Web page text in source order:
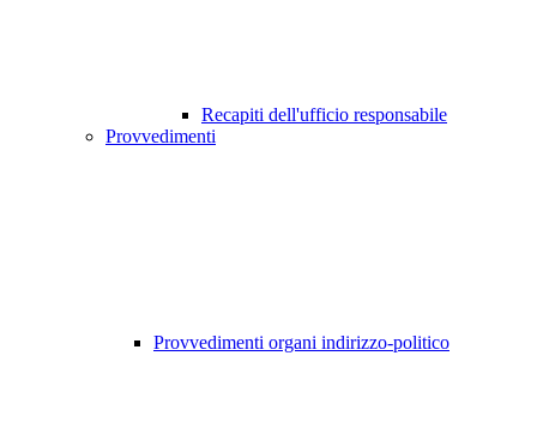
Recapiti dell'ufficio responsabile
Provvedimenti
Provvedimenti organi indirizzo-politico